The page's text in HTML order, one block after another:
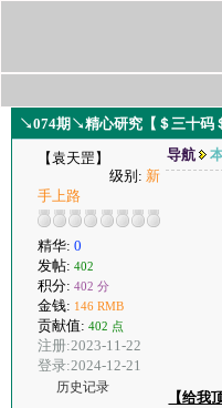
↘074期↘精心研究【＄三十码
【袁天罡】
级别: 新
手上路
精华: 0
发帖: 402
积分: 402 分
金钱: 146 RMB
贡献值: 402 点
注册:2023-11-22
登录:2024-12-21
历史记录
导航
【给我